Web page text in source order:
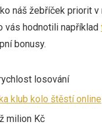
náš žebříček priorit v
vás hodnotili například
bonusy.
losování
klub kolo štěstí online
milion Kč